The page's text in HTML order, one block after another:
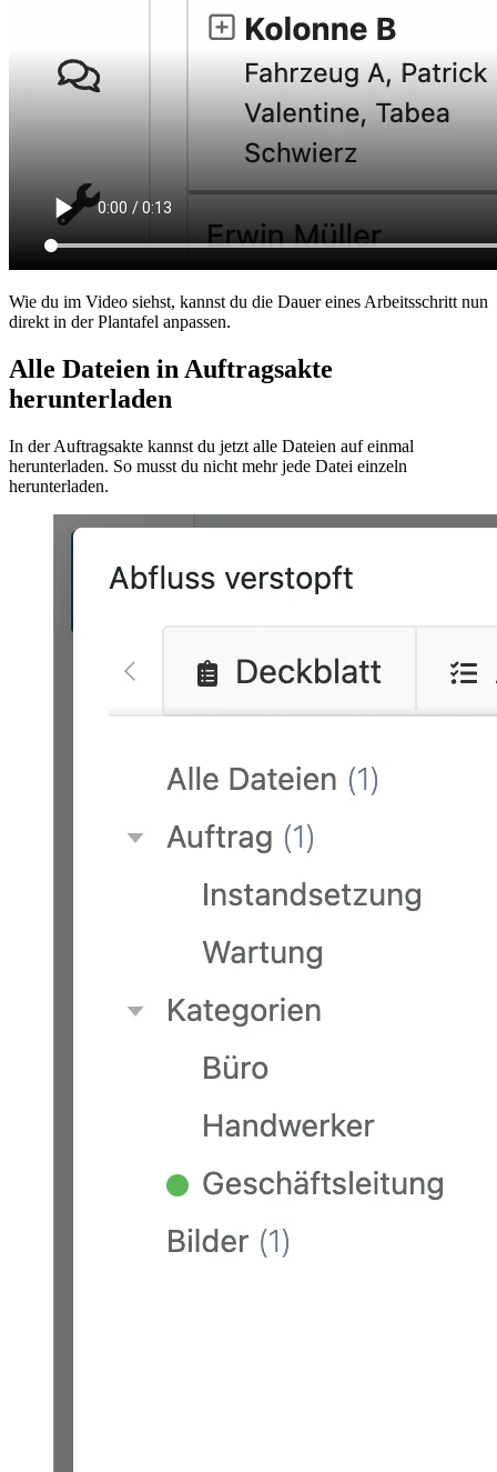
Wie du im Video siehst, kannst du die Dauer eines Arbeitsschritt nun
direkt in der Plantafel anpassen.
Alle Dateien in Auftragsakte
herunterladen
In der Auftragsakte kannst du jetzt alle Dateien auf einmal
herunterladen. So musst du nicht mehr jede Datei einzeln
herunterladen.